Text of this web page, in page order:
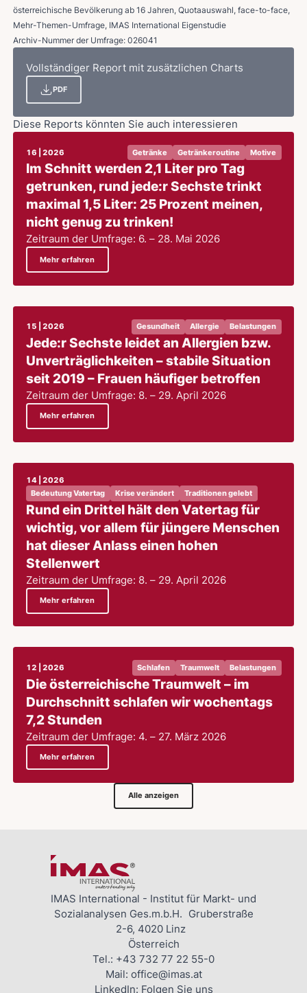
österreichische Bevölkerung ab 16 Jahren, Quotaauswahl, face-to-face,
Mehr-Themen-Umfrage, IMAS International Eigenstudie
Archiv-Nummer der Umfrage: 026041
Vollständiger Report mit zusätzlichen Charts
PDF
Diese Reports könnten Sie auch interessieren
16 | 2026 Getränke Getränkeroutine Motive
Im Schnitt werden 2,1 Liter pro Tag
getrunken, rund jede:r Sechste trinkt
maximal 1,5 Liter: 25 Prozent meinen,
nicht genug zu trinken!
Zeitraum der Umfrage: 6. – 28. Mai 2026
Mehr erfahren
15 | 2026 Gesundheit Allergie Belastungen
Jede:r Sechste leidet an Allergien bzw.
Unverträglichkeiten – stabile Situation
seit 2019 – Frauen häufiger betroffen
Zeitraum der Umfrage: 8. – 29. April 2026
Mehr erfahren
14 | 2026
Bedeutung Vatertag
Krise verändert Traditionen gelebt
Rund ein Drittel hält den Vatertag für
wichtig, vor allem für jüngere Menschen
hat dieser Anlass einen hohen
Stellenwert
Zeitraum der Umfrage: 8. – 29. April 2026
Mehr erfahren
12 | 2026 Schlafen Traumwelt Belastungen
Die österreichische Traumwelt – im
Durchschnitt schlafen wir wochentags
7,2 Stunden
Zeitraum der Umfrage: 4. – 27. März 2026
Mehr erfahren
Alle anzeigen
IMAS International - Institut für Markt- und
Sozialanalysen Ges.m.b.H. Gruberstraße
2-6, 4020 Linz
Österreich
Tel.: +43 732 77 22 55-0
Mail: office@imas.at
LinkedIn: Folgen Sie uns